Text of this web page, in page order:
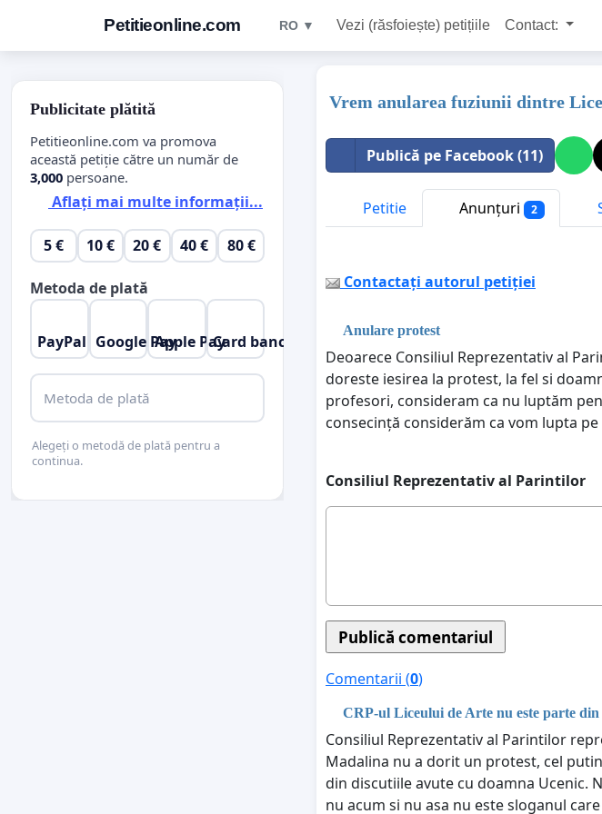
Petitieonline.com RO ▼ Vezi (răsfoiește) petițiile Contact:
Vrem anularea fuziunii dintre
Publică pe Facebook (11)
Petitie Anunțuri 2
Contactați autorul petiției
Anulare protest
Deoarece Consiliul Reprezentativ al
doreste iesirea la protest, la fel si
profesori, consideram ca nu luptăm
consecință considerăm ca vom lupta
Consiliul Reprezentativ al Parintilor
Comentarii (0)
CRP-ul Liceului de Arte nu este parte din
Consiliul Reprezentativ al Parintilor
Madalina nu a dorit un protest, cel
din discutiile avute cu doamna Ucenic.
nu acum si nu asa nu este sloganul
Publicitate plătită
Petitieonline.com va promova
această petiție către un număr de
3,000 persoane.
Aflați mai multe informații...
5 € 10 € 20 € 40 € 80 €
Metoda de plată
PayPal Google PayApple PayCard bancar
Metoda de plată
Alegeți o metodă de plată pentru a
continua.